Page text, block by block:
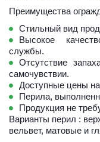
Преимущества
Стильный вид
Высокое
службы.
Отсутствие
самочувствии.
Доступные цены
Перила,
Продукция не
Варианты перил :
вельвет, матовые и